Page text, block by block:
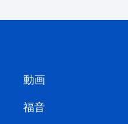
動画
福音